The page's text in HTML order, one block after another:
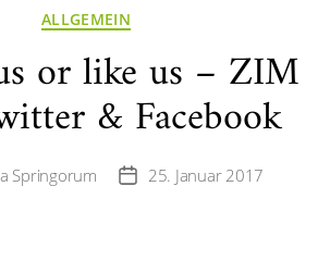
Kategorien
ALLGEMEIN
or like us – ZIM
& Facebook
Springorum Veröffentlichungsdatum
25. Januar 2017